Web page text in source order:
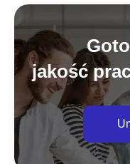
t
t
e
jakość